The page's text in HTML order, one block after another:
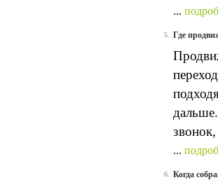
...
5. Где
...
6. Когда